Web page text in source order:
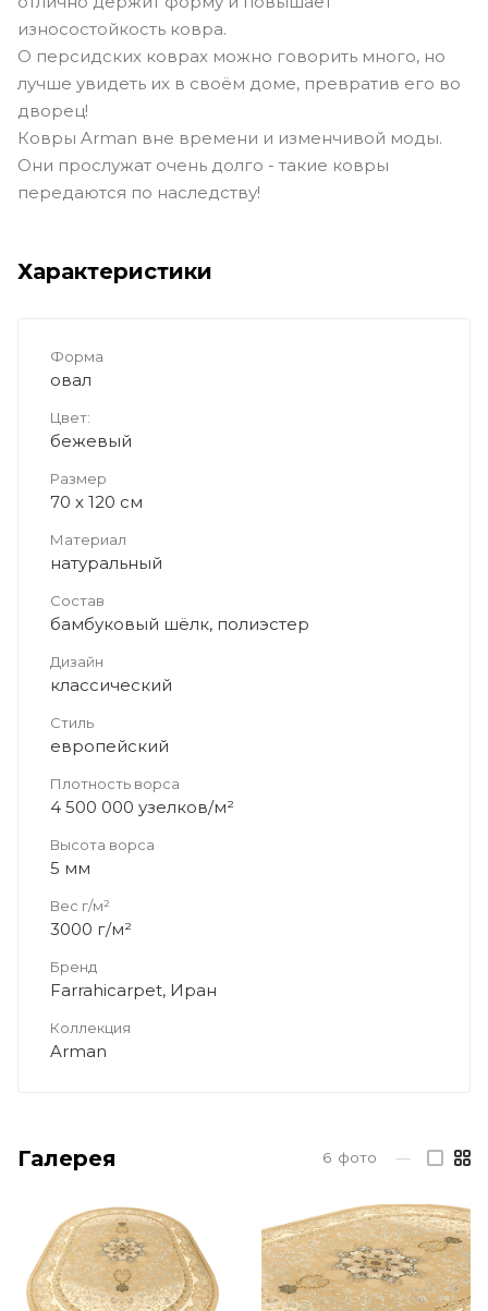
износостойкость ковра.
О персидских коврах можно говорить много, но
лучше увидеть их в своём доме, превратив его во
дворец!
Ковры Arman вне времени и изменчивой моды.
Они прослужат очень долго - такие ковры
передаются по наследству!
Характеристики
Форма
овал
Цвет:
бежевый
Размер
70 х 120 см
Материал
натуральный
Состав
бамбуковый шёлк, полиэстер
Дизайн
классический
Стиль
европейский
Плотность ворса
4 500 000 узелков/м²
Высота ворса
5 мм
Вес г/м²
3000 г/м²
Бренд
Farrahicarpet, Иран
Коллекция
Arman
Галерея 6 фото —